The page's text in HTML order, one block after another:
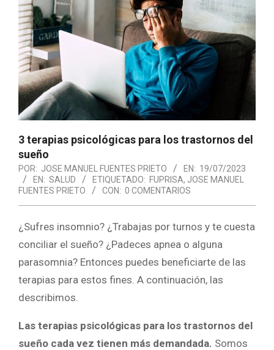
3 terapias psicológicas para los trastornos del
sueño
POR: JOSE MANUEL FUENTES PRIETO EN: 19/07/2023
EN: SALUD ETIQUETADO: FUPRISA, JOSE MANUEL
FUENTES PRIETO
CON: 0 COMENTARIOS
¿Sufres insomnio? ¿Trabajas por turnos y te cuesta
conciliar el sueño? ¿Padeces apnea o alguna
parasomnia? Entonces puedes beneficiarte de las
terapias para estos fines. A continuación, las
describimos.
Las terapias psicológicas para los trastornos del
sueño cada vez tienen más demandada. Somos